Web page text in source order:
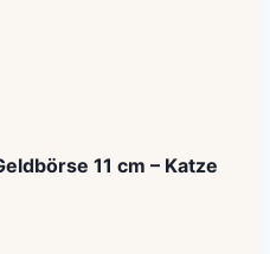
11 cm – Katze